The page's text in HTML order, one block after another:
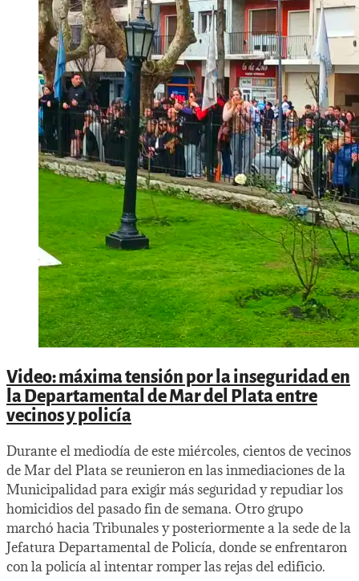
Video: máxima tensión por la inseguridad en
la Departamental de Mar del Plata entre
vecinos y policía
Durante el mediodía de este miércoles, cientos de vecinos
de Mar del Plata se reunieron en las inmediaciones de la
Municipalidad para exigir más seguridad y repudiar los
homicidios del pasado fin de semana. Otro grupo
marchó hacia Tribunales y posteriormente a la sede de la
Jefatura Departamental de Policía, donde se enfrentaron
con la policía al intentar romper las rejas del edificio.